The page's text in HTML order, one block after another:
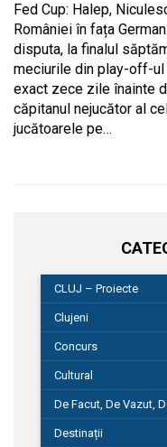
Fed Cup: Halep,
României în fața
disputa, la finalul
meciurile din play-off-ul
exact zece zile înainte
căpitanul nejucător al
jucătoarele pe…
CLUJ – Proiecte
Clujeni
Concurs
Cultural
De Facut, De Vazut,
Destinații